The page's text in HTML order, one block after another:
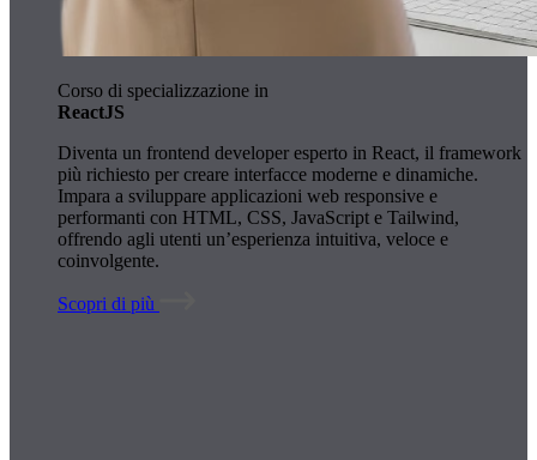
Corso di specializzazione in
ReactJS
Diventa un frontend developer esperto in React, il framework
più richiesto per creare interfacce moderne e dinamiche.
Impara a sviluppare applicazioni web responsive e
performanti con HTML, CSS, JavaScript e Tailwind,
offrendo agli utenti un’esperienza intuitiva, veloce e
coinvolgente.
Scopri di più